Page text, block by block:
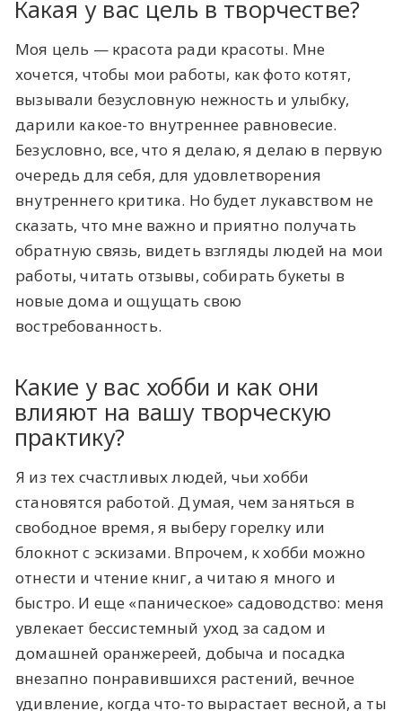
Какая у вас цель в творчестве?
Моя цель — красота ради красоты. Мне
хочется, чтобы мои работы, как фото котят,
вызывали безусловную нежность и улыбку,
дарили какое-то внутреннее равновесие.
Безусловно, все, что я делаю, я делаю в первую
очередь для себя, для удовлетворения
внутреннего критика. Но будет лукавством не
сказать, что мне важно и приятно получать
обратную связь, видеть взгляды людей на мои
работы, читать отзывы, собирать букеты в
новые дома и ощущать свою
востребованность.
Какие у вас хобби и как они
влияют на вашу творческую
практику?
Я из тех счастливых людей, чьи хобби
становятся работой. Думая, чем заняться в
свободное время, я выберу горелку или
блокнот с эскизами. Впрочем, к хобби можно
отнести и чтение книг, а читаю я много и
быстро. И еще «паническое» садоводство: меня
увлекает бессистемный уход за садом и
домашней оранжереей, добыча и посадка
внезапно понравившихся растений, вечное
удивление, когда что-то вырастает весной, а ты